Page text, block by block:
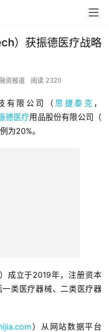
）获振德医疗战略
资报道 阅读 2320
有限公司（ 思捷泰克 ，
德医疗用品股份有限公司（
为20%。
成立于2019年，注册资本
类医疗器械、二类医疗器
）从网站数据平台